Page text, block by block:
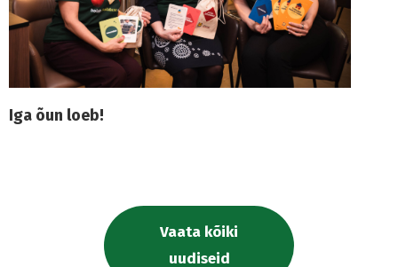
Iga õun loeb!
Vaata kõiki
uudiseid